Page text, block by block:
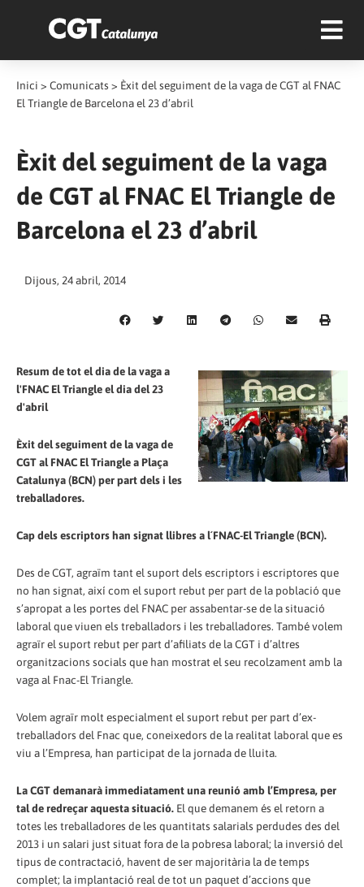
Inici > Comunicats > Èxit del seguiment de la vaga de CGT al FNAC
El Triangle de Barcelona el 23 d’abril
Èxit del seguiment de la vaga
de CGT al FNAC El Triangle de
Barcelona el 23 d’abril
Dijous, 24 abril, 2014
Resum de tot el dia de la vaga a
l'FNAC El Triangle el dia del 23
d'abril
Èxit del seguiment de la vaga de
CGT al FNAC El Triangle a Plaça
Catalunya (BCN) per part dels i les
treballadores.
Cap dels escriptors han signat llibres a l´FNAC-El Triangle (BCN).
Des de CGT, agraïm tant el suport dels escriptors i escriptores que
no han signat, així com el suport rebut per part de la població que
s’apropat a les portes del FNAC per assabentar-se de la situació
laboral que viuen els treballadors i les treballadores. També volem
agraïr el suport rebut per part d’afiliats de la CGT i d’altres
organitzacions socials que han mostrat el seu recolzament amb la
vaga al Fnac-El Triangle.
Volem agraïr molt especialment el suport rebut per part d’ex-
treballadors del Fnac que, coneixedors de la realitat laboral que es
viu a l’Empresa, han participat de la jornada de lluita.
La CGT demanarà immediatament una reunió amb l’Empresa, per
tal de redreçar aquesta situació. El que demanem és el retorn a
totes les treballadores de les quantitats salarials perdudes des del
2013 i un salari just situat fora de la pobresa laboral; la inversió del
tipus de contractació, havent de ser majoritària la de temps
complet; la implantació real de tot un paquet d’accions que